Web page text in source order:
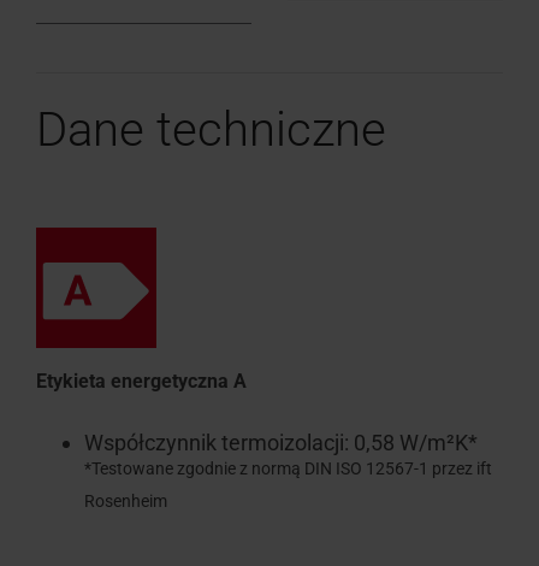
Dane techniczne
Etykieta energetyczna A
Współczynnik termoizolacji: 0,58 W/m²K*
*Testowane zgodnie z normą DIN ISO 12567-1 przez ift
Rosenheim